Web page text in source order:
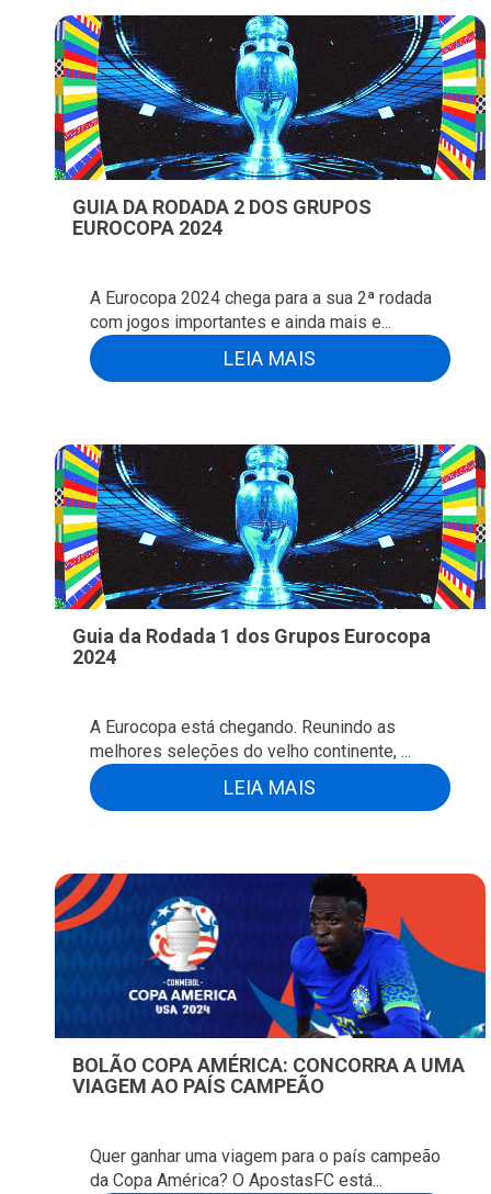
GUIA DA RODADA 2 DOS GRUPOS
EUROCOPA 2024
A Eurocopa 2024 chega para a sua 2ª rodada
com jogos importantes e ainda mais e...
LEIA MAIS
Guia da Rodada 1 dos Grupos Eurocopa
2024
A Eurocopa está chegando. Reunindo as
melhores seleções do velho continente, ...
LEIA MAIS
BOLÃO COPA AMÉRICA: CONCORRA A UMA
VIAGEM AO PAÍS CAMPEÃO
Quer ganhar uma viagem para o país campeão
da Copa América? O ApostasFC está...